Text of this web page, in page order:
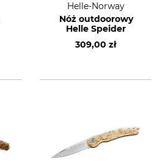
Helle-Norway
Nóż outdoorowy
Helle Speider
309,00 zł